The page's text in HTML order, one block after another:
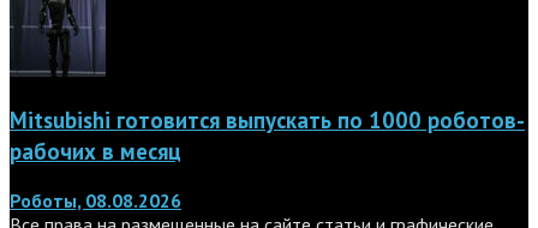
Mitsubishi готовится выпускать по 1000 роботов-
рабочих в месяц
Роботы, 08.08.2026